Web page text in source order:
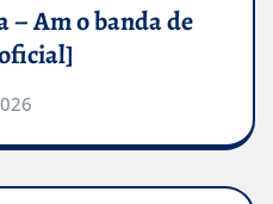
– Am o banda de